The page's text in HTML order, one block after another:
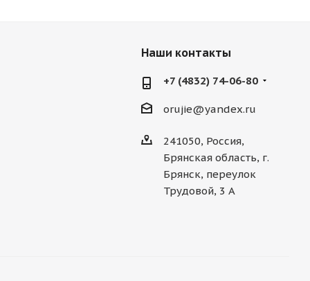
Наши контакты
+7 (4832) 74-06-80
orujie@yandex.ru
241050, Россия,
Брянская область, г.
Брянск, переулок
Трудовой, 3 А